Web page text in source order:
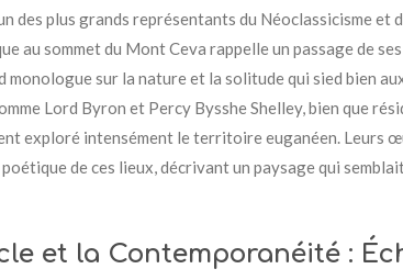
des plus grands représentants du Néoclassicisme et
au sommet du Mont Ceva rappelle un passage de
monologue sur la nature et la solitude qui sied bien
Lord Byron et Percy Bysshe Shelley, bien que
exploré intensément le territoire euganéen. Leurs
de ces lieux, décrivant un paysage qui
et la Contemporanéité :